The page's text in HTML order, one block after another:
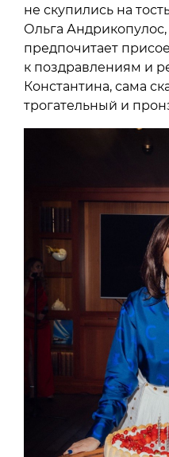
не скупились на
Ольга
предпочитает
к поздравлениям и
Константина, сама
трогательный и